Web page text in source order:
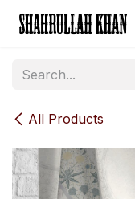
All Products